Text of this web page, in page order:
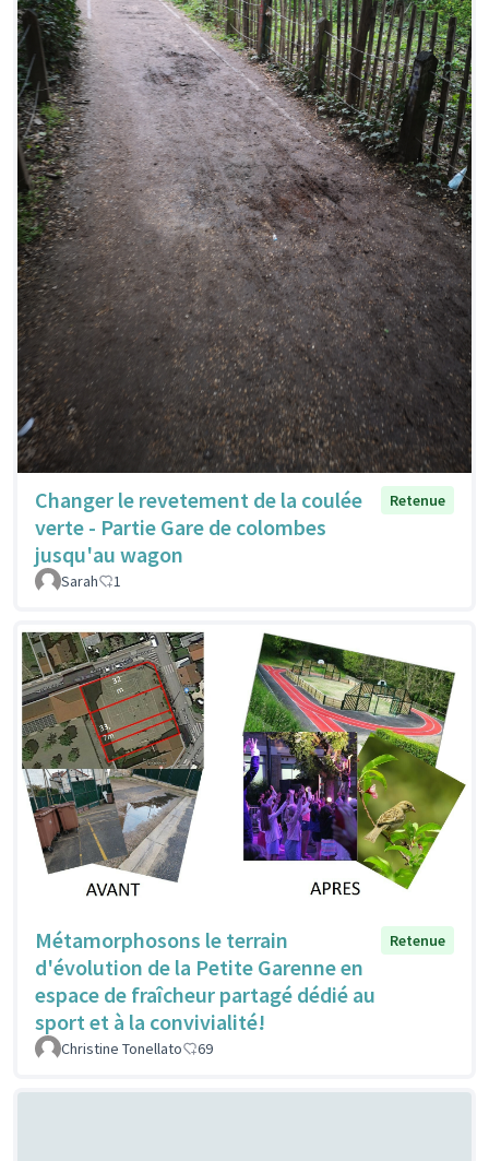
Changer le revetement de la coulée
verte - Partie Gare de colombes
jusqu'au wagon
Retenue
Sarah 1
Métamorphosons le terrain
d'évolution de la Petite Garenne en
espace de fraîcheur partagé dédié au
sport et à la convivialité!
Retenue
Christine Tonellato 69